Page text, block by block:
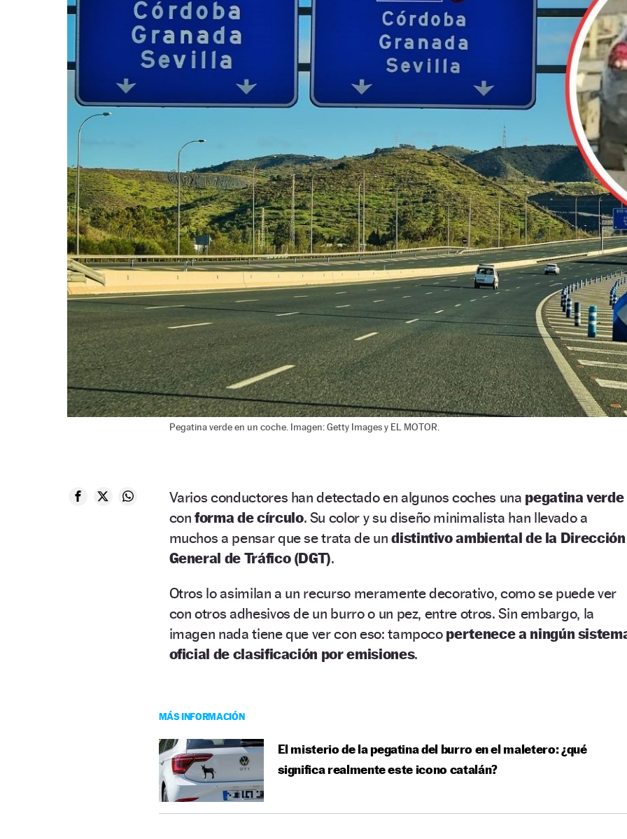
Pegatina verde en un coche. Imagen: Getty Images y EL MOTOR.
Varios conductores han detectado en algunos coches una pegatina verde
con forma de círculo. Su color y su diseño minimalista han llevado a
muchos a pensar que se trata de undistintivo ambiental de la Dirección
General de Tráfico (DGT).
Otros lo asimilan a un recurso meramente decorativo, como se puede ver
con otros adhesivos de un burro o un pez, entre otros. Sin embargo, la
imagen nada tiene que ver con eso: tampoco pertenece a ningún
oficial de clasificación por emisiones.
MÁS INFORMACIÓN
El misterio de la pegatina del burro en el maletero: ¿qué
significa realmente este icono catalán?